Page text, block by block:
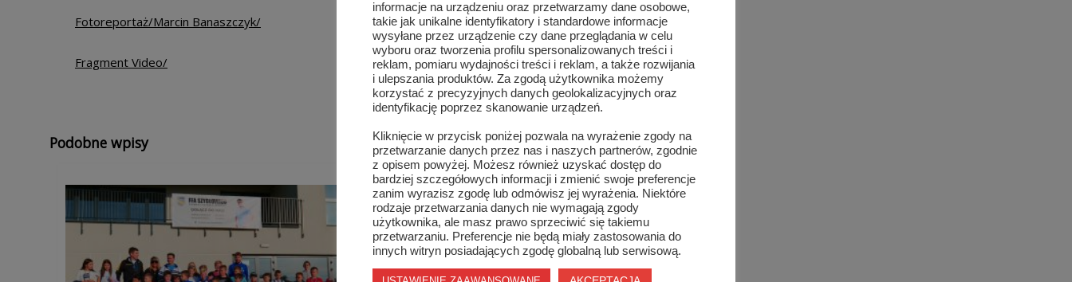
Fotoreportaż/Marcin Banaszczyk/
Fragment Video/
Podobne wpisy
informacje na urządzeniu oraz przetwarzamy dane osobowe,
takie jak unikalne identyfikatory i standardowe informacje
wysyłane przez urządzenie czy dane przeglądania w celu
wyboru oraz tworzenia profilu spersonalizowanych treści i
reklam, pomiaru wydajności treści i reklam, a także rozwijania
i ulepszania produktów. Za zgodą użytkownika możemy
korzystać z precyzyjnych danych geolokalizacyjnych oraz
identyfikację poprzez skanowanie urządzeń.
Kliknięcie w przycisk poniżej pozwala na wyrażenie zgody na
przetwarzanie danych przez nas i naszych partnerów, zgodnie
z opisem powyżej. Możesz również uzyskać dostęp do
bardziej szczegółowych informacji i zmienić swoje preferencje
zanim wyrazisz zgodę lub odmówisz jej wyrażenia. Niektóre
rodzaje przetwarzania danych nie wymagają zgody
użytkownika, ale masz prawo sprzeciwić się takiemu
przetwarzaniu. Preferencje nie będą miały zastosowania do
innych witryn posiadających zgodę globalną lub serwisową.